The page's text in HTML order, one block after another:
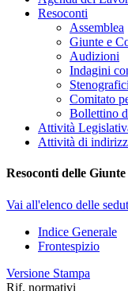
Resoconti
Assemblea
Giunte e
Audizioni
Indagini
Comitato
Bollettino
Attività
Attività di
Resoconti delle
Vai all'elenco delle
Indice Generale
Frontespizio
Versione Stampa
Rif. normativi